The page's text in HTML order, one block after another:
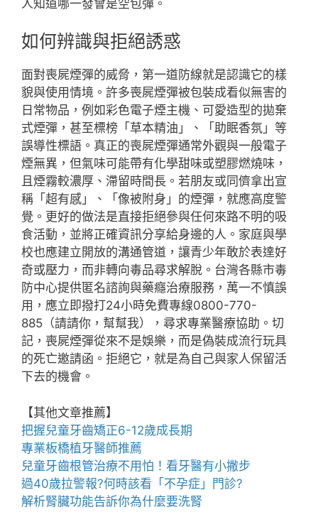
人知道哪一發會是空包彈。
如何辨識與拒絕誘惑
面對喪屍煙彈的威脅，第一道防線就是認識它的樣
貌與使用情境。許多喪屍煙彈被包裝成看似無害的
日常物品，例如彩色電子煙主機、可愛造型的拋棄
式煙彈，甚至標榜「草本精油」、「助眠香氛」等
誤導性標語。真正的喪屍煙彈通常外觀與一般電子
煙無異，但氣味可能帶有化學甜味或塑膠燃燒味，
且煙霧較濃厚、滯留時間長。若朋友或同儕拿出宣
稱「超有感」、「像被附身」的煙彈，就應高度警
覺。更好的做法是直接拒絕參與任何來路不明的吸
食活動，並將正確資訊分享給身邊的人。家庭與學
校也應建立開放的溝通管道，讓青少年敢於表達好
奇或壓力，而非轉向毒品尋求解脫。台灣各縣市毒
防中心提供匿名諮詢與藥癮治療服務，萬一不慎誤
用，應立即撥打24小時免費專線0800-770-
885（請請你，幫幫我），尋求專業醫療協助。切
記，喪屍煙彈從來不是娛樂，而是偽裝成流行玩具
的死亡邀請函。拒絕它，就是為自己與家人保留活
下去的機會。
【其他文章推薦】
把握兒童牙齒矯正6-12歲成長期
專業板橋植牙醫師推薦
兒童牙齒根管治療不用怕！看牙醫有小撇步
過40歲拉警報?何時該看「不孕症 」門診?
解析腎臟功能告訴你為什麼要洗腎